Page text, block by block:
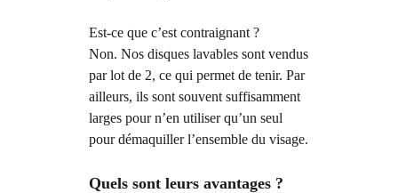
Est-ce que c’est contraignant ?
Non. Nos disques lavables sont vendus
par lot de 2, ce qui permet de tenir. Par
ailleurs, ils sont souvent suffisamment
larges pour n’en utiliser qu’un seul
pour démaquiller l’ensemble du visage.
Quels sont leurs avantages ?